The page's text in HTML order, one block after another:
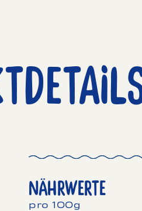
NÄHRWERTE
pro 100g